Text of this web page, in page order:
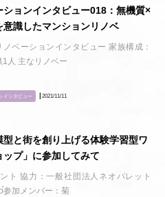
ションインタビュー018：無機質×
意識したマンションリノベ
ノベーションインタビュー 家族構成：
1人 主なリノベー
インタビュー ┃2021/11/11
型と街を創り上げる体験学習型ワ
ップ」に参加してみて
ト 協力：一般社団法人ネオパレット
参加メンバー：菊